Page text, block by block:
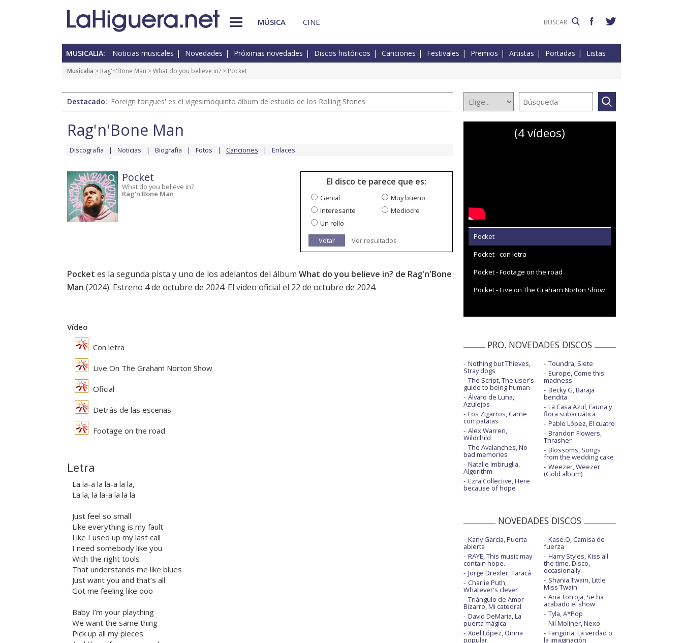
MÚSICA CINE
MUSICALIA: Noticias musicales Novedades Próximas novedades Discos históricos Canciones Festivales Premios Artistas Portadas Listas
Musicalia > Rag'n'Bone Man >What do you believe in? > Pocket
Destacado: 'Foreign tongues' es el vigesimoquinto álbum de estudio de los Rolling Stones
Rag'n'Bone Man
Discografía Noticias Biografía Fotos Canciones Enlaces
Pocket
What do you believe in?
Rag'n'Bone Man
El disco te parece que es:
Genial
Muy bueno
Interesante
Mediocre
Un rollo
Votar
Ver resultados
Pocket es la segunda pista y uno de los adelantos del álbum What do you believe in? de Rag'n'Bone
Man (2024). Estreno 4 de octubre de 2024. El video oficial el 22 de octubre de 2024.
Vídeo
Con letra
Live On The Graham Norton Show
Oficial
Detrás de las escenas
Footage on the road
Letra
La la-a la la-a la la,
La la, la la-a la la la
Just feel so small
Like everything is my fault
Like I used up my last call
I need somebody like you
With the right tools
That understands me like blues
Just want you and that’s all
Got me feeling like ooo
Baby I’m your plaything
We want the same thing
Pick up all my pieces
(4 vídeos)
Pocket
Pocket - con letra
Pocket - Footage on the road
Pocket - Live on The Graham Norton Show
PRO. NOVEDADES DISCOS
Nothing but Thieves,
Stray dogs
The Script, The user's
guide to being human
Álvaro de Luna,
Azulejos
Los Zigarros, Carne
con patatas
Alex Warren,
Wildchild
The Avalanches, No
bad memories
Natalie Imbruglia,
Algorithm
Ezra Collective, Here
because of hope
Toundra, Siete
Europe, Come this
madness
Becky G, Baraja
bendita
La Casa Azul, Fauna y
flora subacuática
Pablo López, El cuatro
Brandon Flowers,
Thrasher
Blossoms, Songs
from the wedding cake
Weezer, Weezer
(Gold album)
NOVEDADES DISCOS
Kany García, Puerta
abierta
RAYE, This music may
contain hope.
Jorge Drexler, Taracá
Charlie Puth,
Whatever's clever
Triángulo de Amor
Bizarro, Mi catedral
David DeMaría, La
puerta mágica
Xoel López, Oniria
popular
Kase.O, Camisa de
fuerza
Harry Styles, Kiss all
the time. Disco,
occasionally.
Shania Twain, Little
Miss Twain
Ana Torroja, Se ha
acabado el show
Tyla, A*Pop
Nil Moliner, Nexo
Fangoria, La verdad o
la imaginación